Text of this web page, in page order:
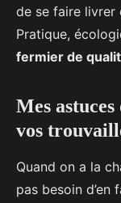
de se faire livrer
Pratique,
fermier de
Mes
vos
Quand on a la
pas besoin d’en